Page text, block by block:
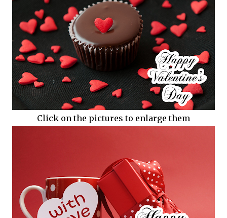
Click on the pictures to enlarge them